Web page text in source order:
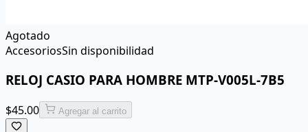
Agotado
AccesoriosSin disponibilidad
RELOJ CASIO PARA HOMBRE MTP-V005L-7B5
$45.00 Agregar al carrito